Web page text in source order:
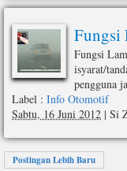
Fungsi
Fungsi
isyarat/
pengguna
Label : Info Otomotif
Sabtu, 16 Juni 2012 | Si
Postingan Lebih Baru